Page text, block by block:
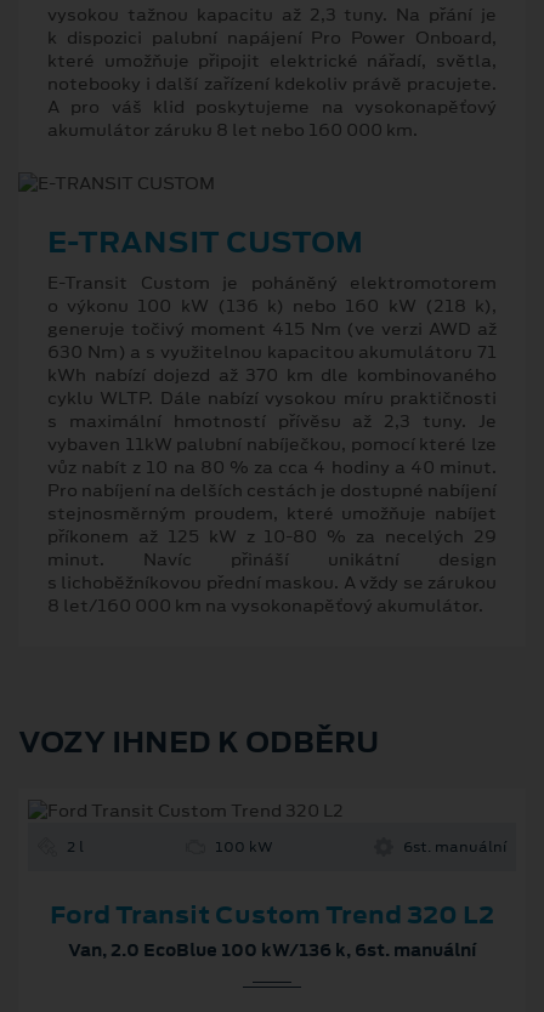
vysokou tažnou kapacitu až 2,3 tuny. Na přání je
k dispozici palubní napájení Pro Power Onboard,
které umožňuje připojit elektrické nářadí, světla,
notebooky i další zařízení kdekoliv právě pracujete.
A pro váš klid poskytujeme na vysokonapěťový
akumulátor záruku 8 let nebo 160 000 km.
E-TRANSIT CUSTOM
E⁠-⁠Transit Custom je poháněný elektromotorem
o výkonu 100 kW (136 k) nebo 160 kW (218 k),
generuje točivý moment 415 Nm (ve verzi AWD až
630 Nm) a s využitelnou kapacitou akumulátoru 71
kWh nabízí dojezd až 370 km dle kombinovaného
cyklu WLTP. Dále nabízí vysokou míru praktičnosti
s maximální hmotností přívěsu až 2,3 tuny. Je
vybaven 11kW palubní nabíječkou, pomocí které lze
vůz nabít z 10 na 80 % za cca 4 hodiny a 40 minut.
Pro nabíjení na delších cestách je dostupné nabíjení
stejnosměrným proudem, které umožňuje nabíjet
příkonem až 125 kW z 10-80 % za necelých 29
minut. Navíc přináší unikátní design
s lichoběžníkovou přední maskou. A vždy se zárukou
8 let/160 000 km na vysokonapěťový akumulátor.
VOZY IHNED K ODBĚRU
2 l 100 kW 6st. manuální
Ford Transit Custom Trend 320 L2
Van, 2.0 EcoBlue 100 kW/136 k, 6st. manuální